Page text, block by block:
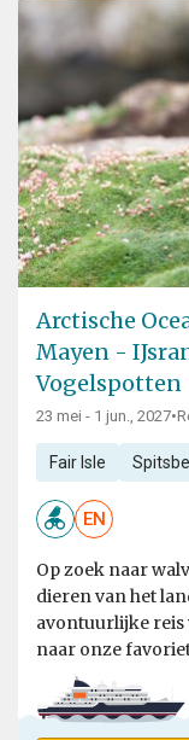
Arctische
Mayen -
Vogelspotten
23 mei - 1 jun., 2027•
Fair Isle
EN
Op zoek naar
dieren van het
avontuurlijke reis
naar onze